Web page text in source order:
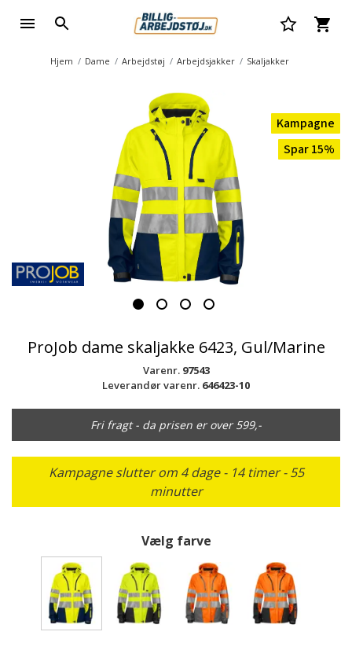
Hjem Dame Arbejdstøj Arbejdsjakker Skaljakker
Kampagne
Spar 15%
ProJob dame skaljakke 6423, Gul/Marine
Varenr. 97543
Leverandør varenr. 646423-10
Fri fragt - da prisen er over 599,-
Kampagne slutter om 4 dage - 14 timer - 55
minutter
Vælg farve